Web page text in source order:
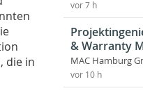
die in
vor 7 h
& Warranty
MAC Hamburg
vor 10 h